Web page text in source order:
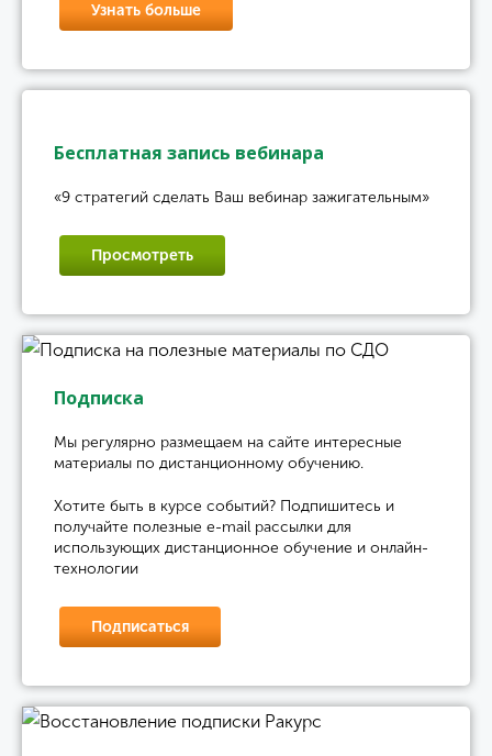
Узнать больше
Бесплатная запись вебинара
«9 стратегий сделать Ваш вебинар зажигательным»
Просмотреть
Подписка
Мы регулярно размещаем на сайте интересные
материалы по дистанционному обучению.
Хотите быть в курсе событий? Подпишитесь и
получайте полезные e-mail рассылки для
использующих дистанционное обучение и онлайн-
технологии
Подписаться